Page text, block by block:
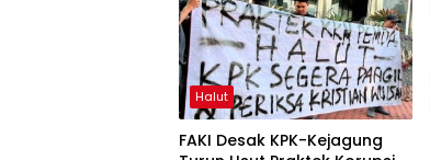
Halut
FAKI Desak KPK-Kejagung